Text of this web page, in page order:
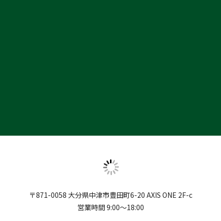
〒871-0058 大分県中津市豊田町6-20 AXIS ONE 2F-c
営業時間 9:00～18:00